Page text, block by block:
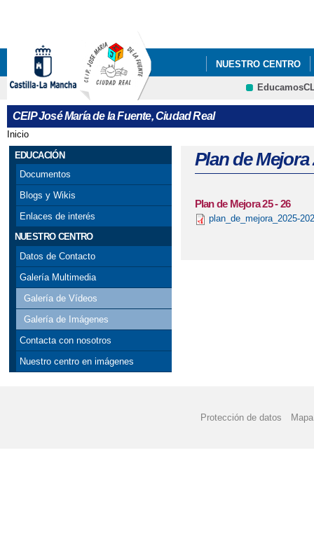
NUESTRO CENTRO
CEIP José María de la Fuente, Ciudad Real
Se encuentra usted aquí
Inicio
EDUCACIÓN
Documentos
Blogs y Wikis
Enlaces de interés
NUESTRO CENTRO
Datos de Contacto
Galería Multimedia
Galería de Vídeos
Galería de Imágenes
Contacta con nosotros
Nuestro centro en imágenes
Plan de Mejora
Plan de Mejora 25 - 26
plan_de_mejora_2025-
Protección de datos